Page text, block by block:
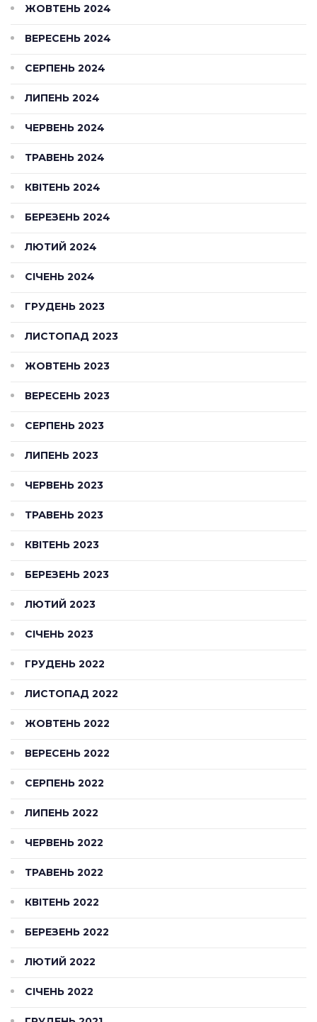
ЖОВТЕНЬ 2024
ВЕРЕСЕНЬ 2024
СЕРПЕНЬ 2024
ЛИПЕНЬ 2024
ЧЕРВЕНЬ 2024
ТРАВЕНЬ 2024
КВІТЕНЬ 2024
БЕРЕЗЕНЬ 2024
ЛЮТИЙ 2024
СІЧЕНЬ 2024
ГРУДЕНЬ 2023
ЛИСТОПАД 2023
ЖОВТЕНЬ 2023
ВЕРЕСЕНЬ 2023
СЕРПЕНЬ 2023
ЛИПЕНЬ 2023
ЧЕРВЕНЬ 2023
ТРАВЕНЬ 2023
КВІТЕНЬ 2023
БЕРЕЗЕНЬ 2023
ЛЮТИЙ 2023
СІЧЕНЬ 2023
ГРУДЕНЬ 2022
ЛИСТОПАД 2022
ЖОВТЕНЬ 2022
ВЕРЕСЕНЬ 2022
СЕРПЕНЬ 2022
ЛИПЕНЬ 2022
ЧЕРВЕНЬ 2022
ТРАВЕНЬ 2022
КВІТЕНЬ 2022
БЕРЕЗЕНЬ 2022
ЛЮТИЙ 2022
СІЧЕНЬ 2022